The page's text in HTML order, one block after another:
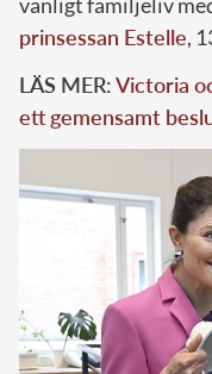
prinsessan Estelle,
LÄS MER:Victoria
ett gemensamt